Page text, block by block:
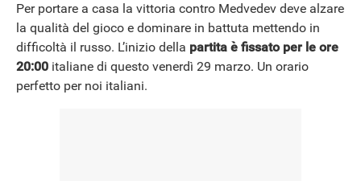
Per portare a casa la vittoria contro Medvedev deve alzare
la qualità del gioco e dominare in battuta mettendo in
difficoltà il russo. L’inizio della partita è fissato per le ore
20:00 italiane di questo venerdì 29 marzo. Un orario
perfetto per noi italiani.